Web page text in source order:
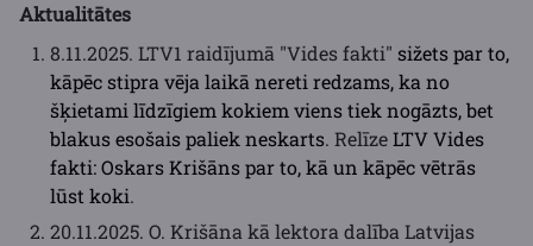
Aktualitātes
8.11.2025. LTV1 raidījumā "Vides fakti" sižets par to,
kāpēc stipra vēja laikā nereti redzams, ka no
šķietami līdzīgiem kokiem viens tiek nogāzts, bet
blakus esošais paliek neskarts. RelīzeLTV Vides
fakti: Oskars Krišāns par to, kā un kāpēc vētrās
lūst koki.
20.11.2025. O. Krišāna kā lektora dalība Latvijas